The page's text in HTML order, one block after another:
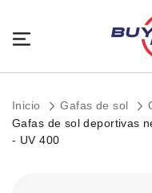
Inicio Gafas de sol
Gafas de sol deportivas
- UV 400